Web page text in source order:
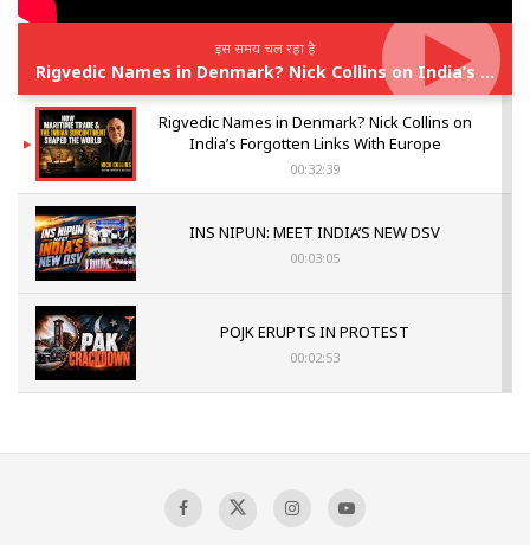
इस समय चल रहा है
Rigvedic Names in Denmark? Nick Collins on India’s Forgotten Links With Europe
Rigvedic Names in Denmark? Nick Collins on
India’s Forgotten Links With Europe
00:32:39
INS NIPUN: MEET INDIA’S NEW DSV
00:03:05
POJK ERUPTS IN PROTEST
00:02:53
Sagar